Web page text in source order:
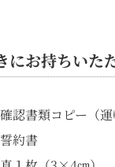
にお持ちいた
認書類コピー（
約書